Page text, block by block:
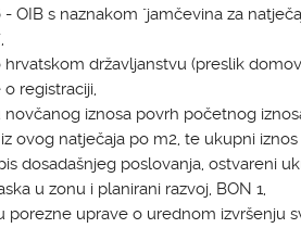
- OIB s naznakom "jamčevina za
hrvatskom državljanstvu (preslik
registraciji,
iznosa povrh početnog
ovog natječaja po m2, te ukupni
dosadašnjeg poslovanja, ostvareni
u zonu i planirani razvoj, BON 1,
uprave o urednom izvršenju